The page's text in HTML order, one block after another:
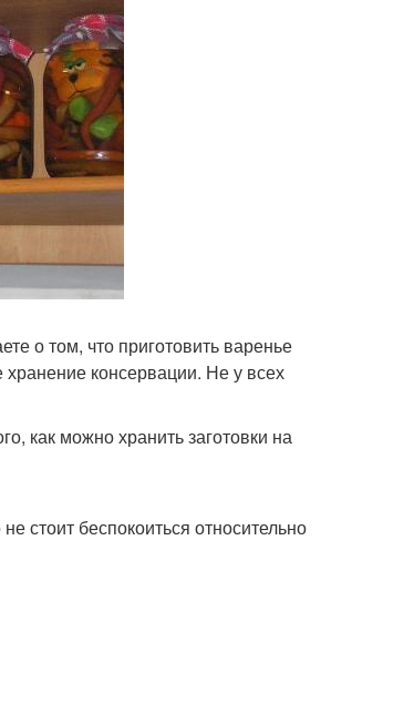
о том, что приготовить варенье
консервации. Не у всех
как можно хранить заготовки на
стоит беспокоиться относительно